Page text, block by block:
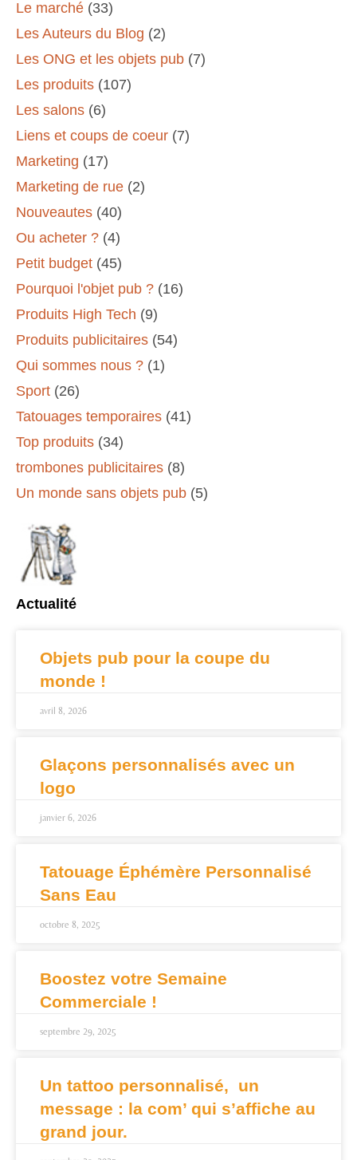
Le marché (33)
Les Auteurs du Blog (2)
Les ONG et les objets pub (7)
Les produits (107)
Les salons (6)
Liens et coups de coeur (7)
Marketing (17)
Marketing de rue (2)
Nouveautes (40)
Ou acheter ? (4)
Petit budget (45)
Pourquoi l'objet pub ? (16)
Produits High Tech (9)
Produits publicitaires (54)
Qui sommes nous ? (1)
Sport (26)
Tatouages temporaires (41)
Top produits (34)
trombones publicitaires (8)
Un monde sans objets pub (5)
Actualité
Objets pub pour la coupe du
monde !
avril 8, 2026
Glaçons personnalisés avec un
logo
janvier 6, 2026
Tatouage Éphémère Personnalisé
Sans Eau
octobre 8, 2025
Boostez votre Semaine
Commerciale !
septembre 29, 2025
Un tattoo personnalisé, un
message : la com’ qui s’affiche au
grand jour.